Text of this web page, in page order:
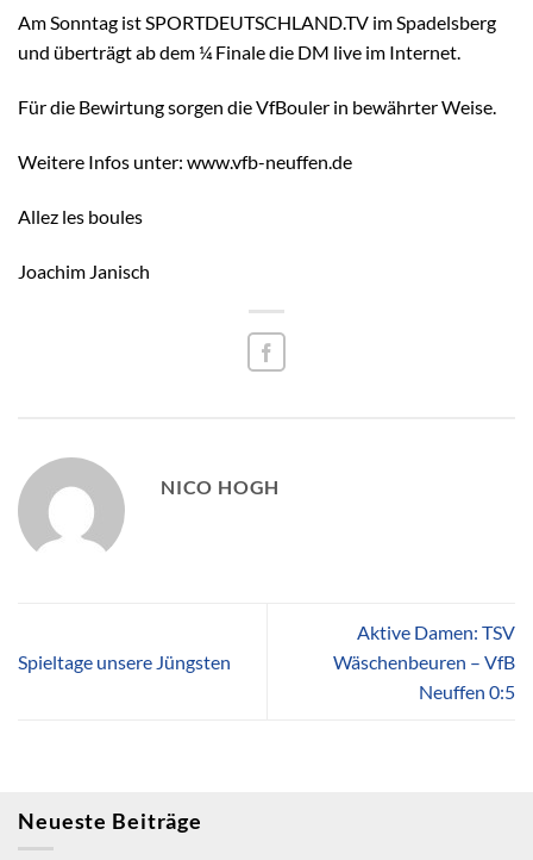
Am Sonntag ist SPORTDEUTSCHLAND.TV im Spadelsberg
und überträgt ab dem ¼ Finale die DM live im Internet.
Für die Bewirtung sorgen die VfBouler in bewährter Weise.
Weitere Infos unter: www.vfb-neuffen.de
Allez les boules
Joachim Janisch
NICO HOGH
Spieltage unsere Jüngsten
Aktive Damen: TSV
Wäschenbeuren – VfB
Neuffen 0:5
Neueste Beiträge